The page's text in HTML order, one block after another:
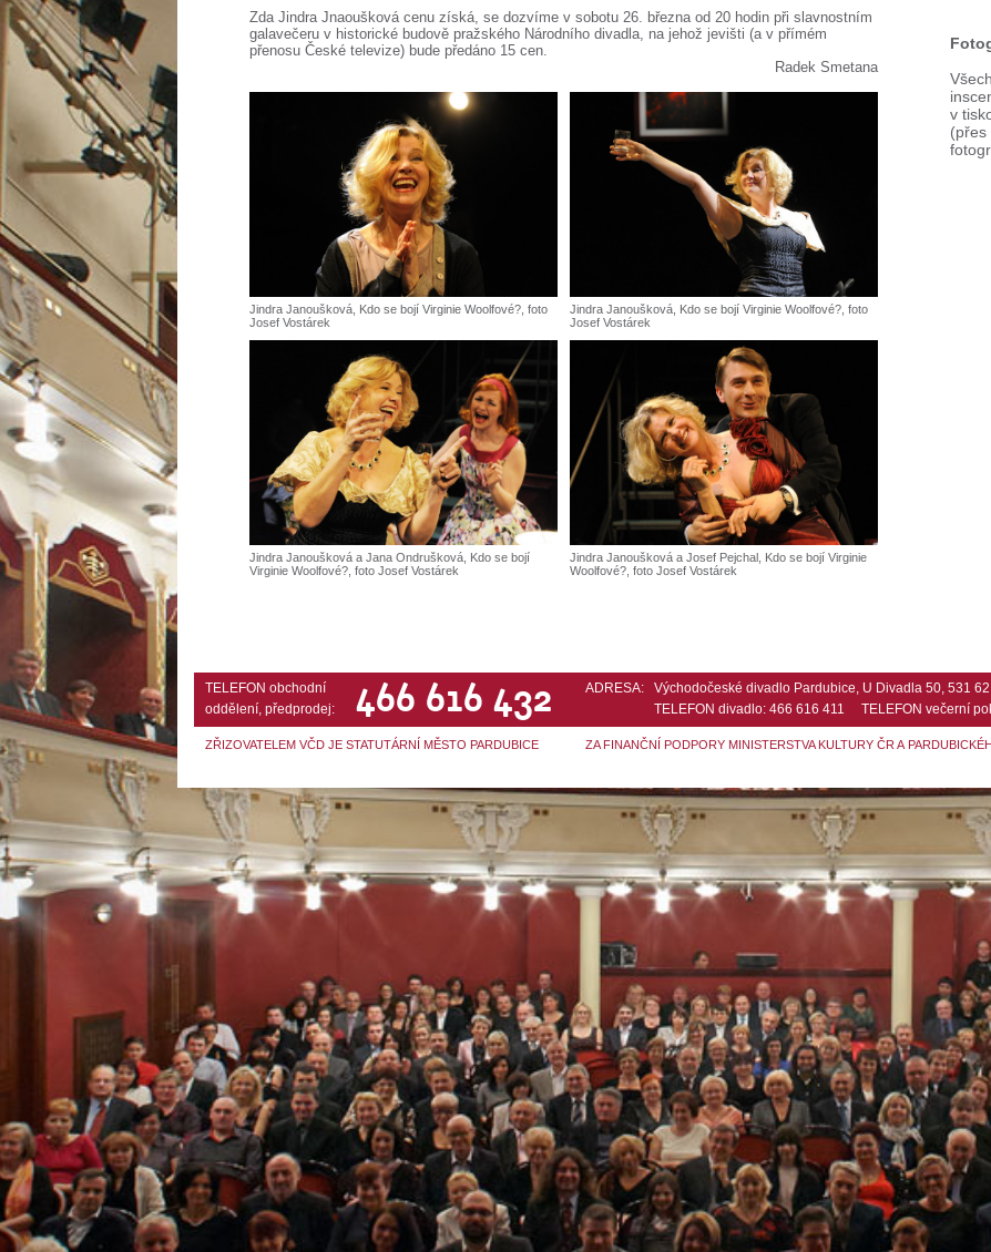
Zda Jindra Jnaoušková cenu získá, se dozvíme v sobotu 26. března od 20 hodin při slavnostním
galavečeru v historické budově pražského Národního divadla, na jehož jevišti (a v přímém
přenosu České televize) bude předáno 15 cen.
Radek Smetana
Jindra Janoušková, Kdo se bojí Virginie Woolfové?, foto
Josef Vostárek
Jindra Janoušková, Kdo se bojí Virginie Woolfové?, foto
Josef Vostárek
Jindra Janoušková a Jana Ondrušková, Kdo se bojí
Virginie Woolfové?, foto Josef Vostárek
Jindra Janoušková a Josef Pejchal, Kdo se bojí Virginie
Woolfové?, foto Josef Vostárek
v
(přes
TELEFON obchodní
oddělení, předprodej:
466 616 432 ADRESA: Východočeské divadlo Pardubice, U Divadla 50, 531
TELEFON divadlo: 466 616 411 TELEFON večerní
ZŘIZOVATELEM VČD JE STATUTÁRNÍ MĚSTO PARDUBICE
ZA FINANČNÍ PODPORY MINISTERSTVA KULTURY ČR A